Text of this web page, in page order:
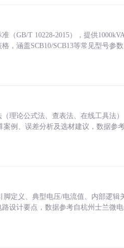
（GB/T 10228-2015），提供
，涵盖SCB10/SCB13等常见型号参
理论公式法、查表法、在线工具法
例、误差分析及选材建议，数据参
定义、典型电压/电流值、内部逻辑
设计要点，数据参考自杭州士兰微